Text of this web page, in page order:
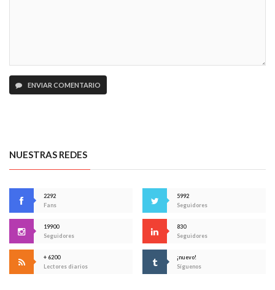
ENVIAR COMENTARIO
NUESTRAS REDES
2292
Fans
5992
Seguidores
19900
Seguidores
830
Seguidores
+ 6200
Lectores diarios
¡nuevo!
Síguenos